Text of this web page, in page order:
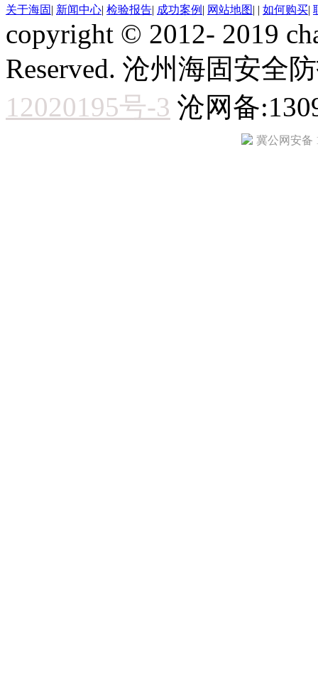
关于海固 | 新闻中心| 检验报告| 成功案例 | 网站地图| | 如何购买|
copyright © 2012- 2019
Reserved. 沧州海固安全
12020195号-3 沧网备
冀公网安备